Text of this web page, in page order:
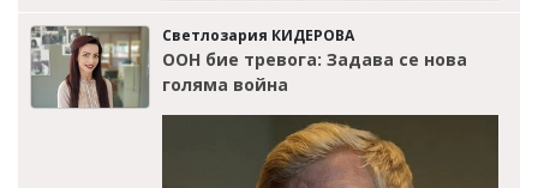
Светлозария КИДЕРОВА
ООН бие тревога: Задава се нова
голяма война